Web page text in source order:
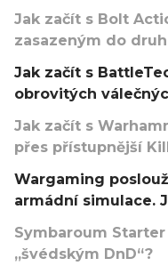
Jak začít s Bolt
zasazeným do
Jak začít s
obrovitých
Jak začít s
přes přístupnější
Wargaming
armádní simulace.
Symbaroum
„švédským DnD“?